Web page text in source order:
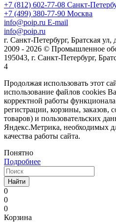
+7 (812) 602-77-08 Санкт-
+7 (499) 380-77-90 Москва
info@poip.ru E-mail
info@poip.ru
г. Санкт-Петербург, Братская
2009 - 2026 © Промышленное
195043, г. Санкт-Петербург,
4
Продолжая использовать этот
использование файлов cookies
корректной работы
регистрации, корзины, заказов,
товаров) и пользовательских
Яндекс.Метрика, необходимых
качества работы сайта.
Понятно
Подробнее
Найти
0
0
0
Корзина